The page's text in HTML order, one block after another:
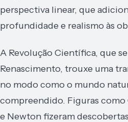
perspectiva linear, que
profundidade e realismo às
A Revolução Científica, que
Renascimento, trouxe uma
no modo como o mundo
compreendido. Figuras
e Newton fizeram